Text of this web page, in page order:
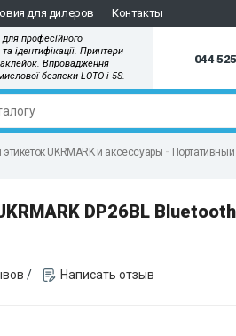
для дилеров Контакты
професійного
ідентифікації. Принтери
Впровадження
безпеки LOTO і 5S.
044
UKRMARK и аксессуары
DP26BL
/ Написать отзыв